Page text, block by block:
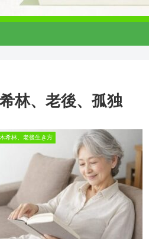
林、老後、孤独
希林、老後生き方